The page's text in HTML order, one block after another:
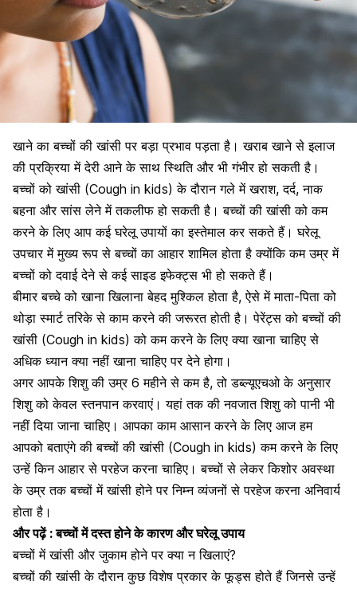
खाने काबच्चों की खांसी पर बड़ा प्रभाव पड़ता है । खराब खाने से इलाज
की प्रक्रिया में देरी आने के साथ स्थिति और भी गंभीर हो सकती है।
बच्चों को खांसी (Cough in kids) के दौरान गले में खराश, दर्द, नाक
बहना और सांस लेने में तकलीफ हो सकती है। बच्चों की खांसी को कम
करने के लिए आप कई घरेलू उपायों का इस्तेमाल कर सकते हैं। घरेलू
उपचार में मुख्य रूप से बच्चों का आहार शामिल होता है क्योंकि कम उम्र में
बच्चों को दवाई देने से कई साइड इफेक्ट्स भी हो सकते हैं।
बीमार बच्चे को खाना खिलाना बेहद मुश्किल होता है, ऐसे में माता-पिता को
थोड़ा स्मार्ट तरिके से काम करने की जरूरत होती है। पेरेंट्स को बच्चों की
खांसी (Cough in kids) को कम करने के लिए क्या खाना चाहिए से
अधिक ध्यान क्या नहीं खाना चाहिए पर देने होगा।
अगर आपके शिशु की उम्र 6 महीने से कम है, तो डब्ल्यूएचओ के अनुसार
शिशु को केवल स्तनपान करवाएं। यहां तक की नवजात शिशु को पानी भी
नहीं दिया जाना चाहिए। आपका काम आसान करने के लिए आज हम
आपको बताएंगे की बच्चों की खांसी (Cough in kids) कम करने के लिए
उन्हें किन आहार से परहेज करना चाहिए। बच्चों से लेकर किशोर अवस्था
के उम्र तक बच्चों में खांसी होने पर निम्न व्यंजनों से परहेज करना अनिवार्य
होता है।
और पढ़ें : बच्चों में दस्त होने के कारण और घरेलू उपाय
बच्चों में खांसी और जुकाम होने पर क्या न खिलाएं?
बच्चों की खांसी के दौरान कुछ विशेष प्रकार के फूड्स होते हैं जिनसे उन्हें